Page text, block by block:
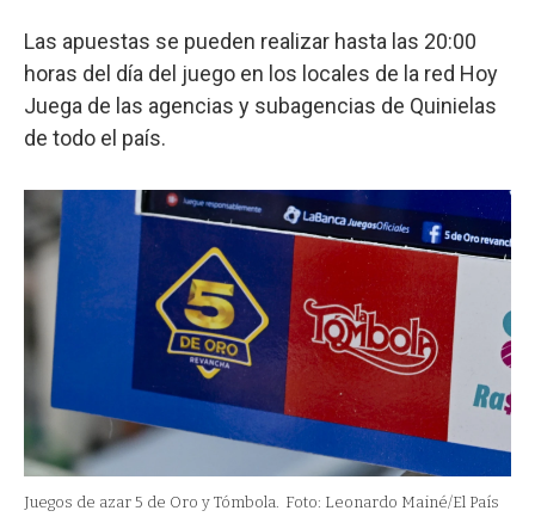
Las apuestas se pueden realizar hasta las 20:00
horas del día del juego en los locales de la red Hoy
Juega de las agencias y subagencias de Quinielas
de todo el país.
Juegos de azar 5 de Oro y Tómbola. Foto: Leonardo Mainé/El País